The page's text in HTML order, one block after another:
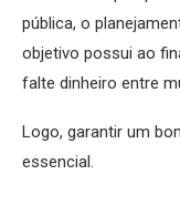
pública, o
objetivo possui ao
falte dinheiro entre
Logo, garantir um
essencial.